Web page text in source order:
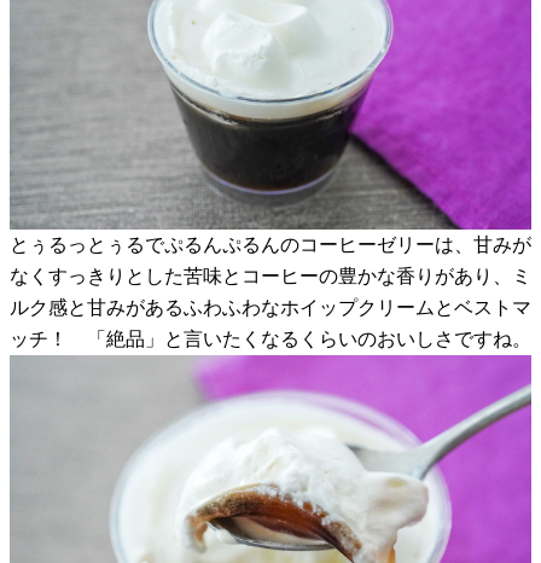
とぅるっとぅるでぷるんぷるんのコーヒーゼリーは、甘みが
なくすっきりとした苦味とコーヒーの豊かな香りがあり、ミ
ルク感と甘みがあるふわふわなホイップクリームとベストマ
ッチ！ 「絶品」と言いたくなるくらいのおいしさですね。